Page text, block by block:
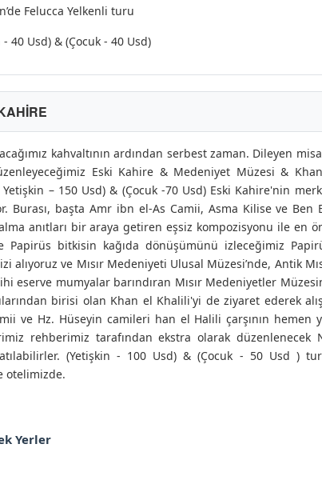
Felucca Yelkenli turu
40 Usd) & (Çocuk - 40 Usd)
kahvaltının ardından serbest zaman. Dileyen
Eski Kahire & Medeniyet Müzesi &
Yetişkin – 150 Usd) & (Çocuk -70 Usd) Eski Kahire'nin
Burası, başta Amr ibn el-As Camii, Asma Kilise ve Ben
anıtları bir araya getiren eşsiz kompozisyonu ile en
Papirüs bitkisin kağıda dönüşümünü izleceğimiz
alıyoruz ve Mısır Medeniyeti Ulusal Müzesi’nde, Antik
eserve mumyalar barındıran Mısır Medeniyetler
birisi olan Khan el Khalili'yi de ziyaret ederek
ve Hz. Hüseyin camileri han el Halili çarşının hemen
rehberimiz tarafından ekstra olarak düzenlenecek
(Yetişkin - 100 Usd) & (Çocuk - 50 Usd )
otelimizde.
Yerler